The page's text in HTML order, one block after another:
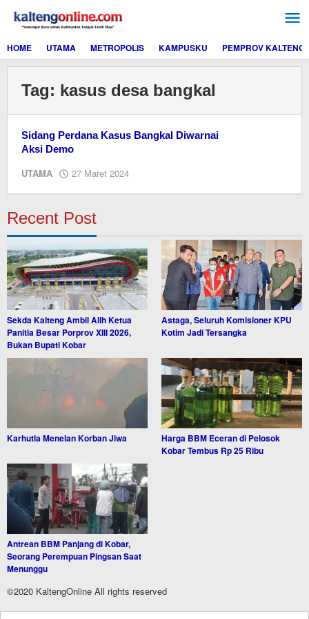
konten
HOME
UTAMA METROPOLIS KAMPUSKU PEMPROV KALTENG
Tag: kasus desa bangkal
Sidang Perdana Kasus Bangkal Diwarnai
Aksi Demo
UTAMA 27 Maret 2024
Recent Post
Sekda Kalteng Ambil Alih Ketua
Panitia Besar Porprov XIII 2026,
Bukan Bupati Kobar
Astaga, Seluruh Komisioner KPU
Kotim Jadi Tersangka
Karhutla Menelan Korban Jiwa
Harga BBM Eceran di Pelosok
Kobar Tembus Rp 25 Ribu
Antrean BBM Panjang di Kobar,
Seorang Perempuan Pingsan Saat
Menunggu
©2020 KaltengOnline All rights reserved